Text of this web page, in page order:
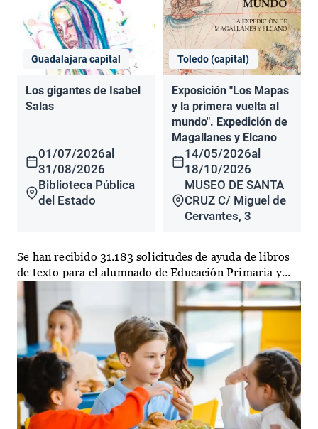
Guadalajara capital
Los gigantes de Isabel
Salas
01/07/2026al
31/08/2026
Biblioteca Pública
del Estado
Toledo (capital)
Exposición "Los Mapas
y la primera vuelta al
mundo". Expedición de
Magallanes y Elcano
14/05/2026al
18/10/2026
MUSEO DE SANTA
CRUZ C/ Miguel de
Cervantes, 3
Se han recibido 31.183 solicitudes de ayuda de libros
de texto para el alumnado de Educación Primaria y...